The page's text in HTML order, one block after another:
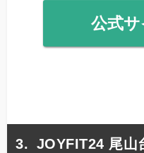
公式
JOYFIT24 尾山